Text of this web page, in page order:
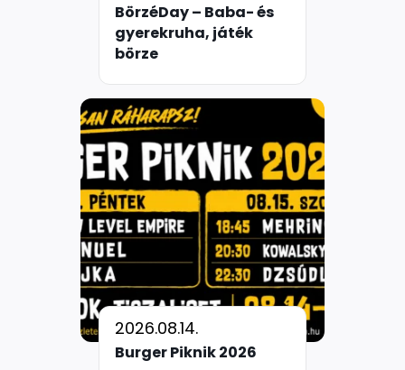
BörzéDay – Baba- és
gyerekruha, játék
börze
2026.08.14.
Burger Piknik 2026